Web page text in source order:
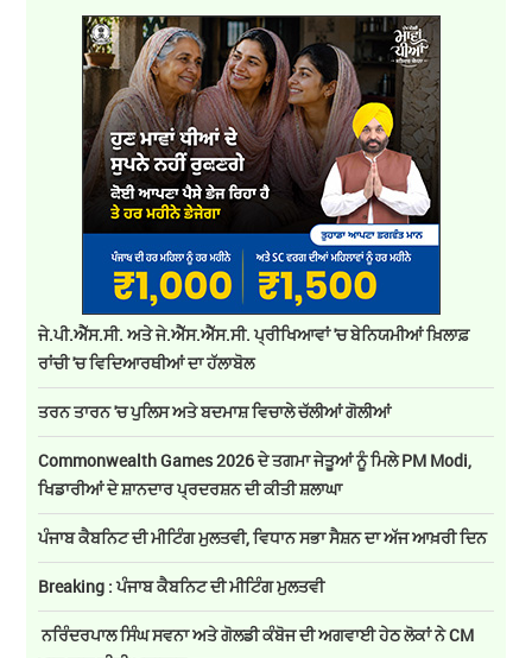
ਜੇ.ਪੀ.ਐੱਸ.ਸੀ. ਅਤੇ ਜੇ.ਐੱਸ.ਐੱਸ.ਸੀ. ਪ੍ਰੀਖਿਆਵਾਂ 'ਚ ਬੇਨਿਯਮੀਆਂ ਖ਼ਿਲਾਫ਼
ਰਾਂਚੀ 'ਚ ਵਿਦਿਆਰਥੀਆਂ ਦਾ ਹੱਲਾਬੋਲ
ਤਰਨ ਤਾਰਨ 'ਚ ਪੁਲਿਸ ਅਤੇ ਬਦਮਾਸ਼ ਵਿਚਾਲੇ ਚੱਲੀਆਂ ਗੋਲੀਆਂ
Commonwealth Games 2026 ਦੇ ਤਗਮਾ ਜੇਤੂਆਂ ਨੂੰ ਮਿਲੇ PM Modi,
ਖਿਡਾਰੀਆਂ ਦੇ ਸ਼ਾਨਦਾਰ ਪ੍ਰਦਰਸ਼ਨ ਦੀ ਕੀਤੀ ਸ਼ਲਾਘਾ
ਪੰਜਾਬ ਕੈਬਨਿਟ ਦੀ ਮੀਟਿੰਗ ਮੁਲਤਵੀ, ਵਿਧਾਨ ਸਭਾ ਸੈਸ਼ਨ ਦਾ ਅੱਜ ਆਖ਼ਰੀ ਦਿਨ
Breaking : ਪੰਜਾਬ ਕੈਬਨਿਟ ਦੀ ਮੀਟਿੰਗ ਮੁਲਤਵੀ
ਨਰਿੰਦਰਪਾਲ ਸਿੰਘ ਸਵਨਾ ਅਤੇ ਗੋਲਡੀ ਕੰਬੋਜ ਦੀ ਅਗਵਾਈ ਹੇਠ ਲੋਕਾਂ ਨੇ CM